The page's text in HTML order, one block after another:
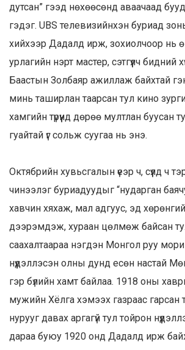
дутсан” гээд нөхөөсөнд аваачаад
гэдэг. UBS телевизийнхэн буриад
хийхээр Дадалд ирж, зохиолчоор нь
урлагийн нэрт мастер, сэтгүүлч бидний
Баастын Золбаяр ажиллаж байхтай
минь таширлан таарсан тул кино
хамгийн түрүүнд дөрөө мултлан буусан
гуайтай үг сольж суугаа нь энэ.
Октябрийн хувьсгалын үеэр ч, сүүлд ч
чинээлэг буриадуудыг “нударган
хавчин хяхаж, мал адгуус, эд
дээрэмдэж, хураан цөлмөж байсан
саахалтаараа нэгдэн Монгол руу
нүүдэллэсэн олны дунд есөн настай
гэр бүлийн хамт байлаа. 1918 оны
мужийн Хёлга хэмээх газраас
нурууг давах аргагүй тул тойрон
дараа буюу 1920 онд Дадалд ирж